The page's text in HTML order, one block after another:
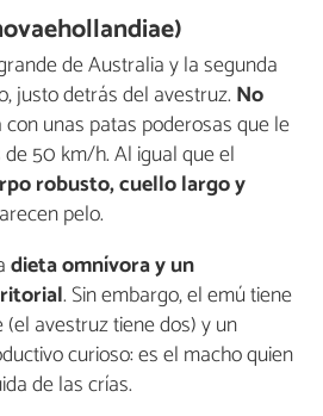
de Australia y la segunda
justo detrás del avestruz. No
unas patas poderosas que le
50 km/h. Al igual que el
robusto, cuello largo y
pelo.
dieta omnívora y un
. Sin embargo, el emú tiene
avestruz tiene dos) y un
curioso: es el macho quien
de las crías.